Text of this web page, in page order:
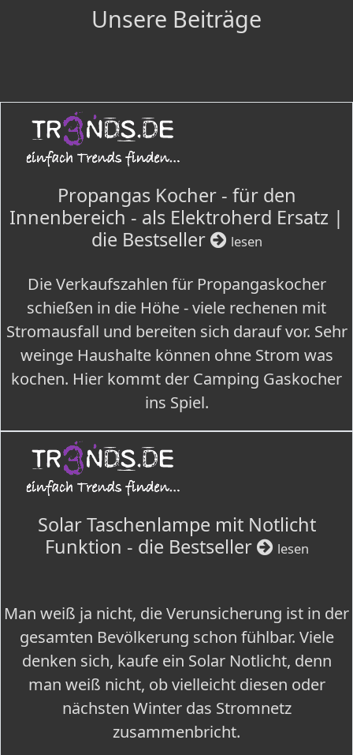
Unsere Beiträge
Propangas Kocher - für den
Innenbereich - als Elektroherd Ersatz |
die Bestseller
lesen
Die Verkaufszahlen für Propangaskocher
schießen in die Höhe - viele rechenen mit
Stromausfall und bereiten sich darauf vor. Sehr
weinge Haushalte können ohne Strom was
kochen. Hier kommt der Camping Gaskocher
ins Spiel.
Solar Taschenlampe mit Notlicht
Funktion - die Bestseller
lesen
Man weiß ja nicht, die Verunsicherung ist in der
gesamten Bevölkerung schon fühlbar. Viele
denken sich, kaufe ein Solar Notlicht, denn
man weiß nicht, ob vielleicht diesen oder
nächsten Winter das Stromnetz
zusammenbricht.